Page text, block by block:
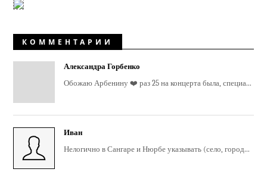
КОММЕНТАРИИ
Александра Горбенко
Обожаю Арбенину ❤️ раз 25 на концерта была, специа...
Иван
Нелогично в Сангаре и Нюрбе указывать (село, город...